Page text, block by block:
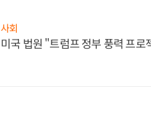
사회
미국 법원 "트럼프 정부 풍력 프